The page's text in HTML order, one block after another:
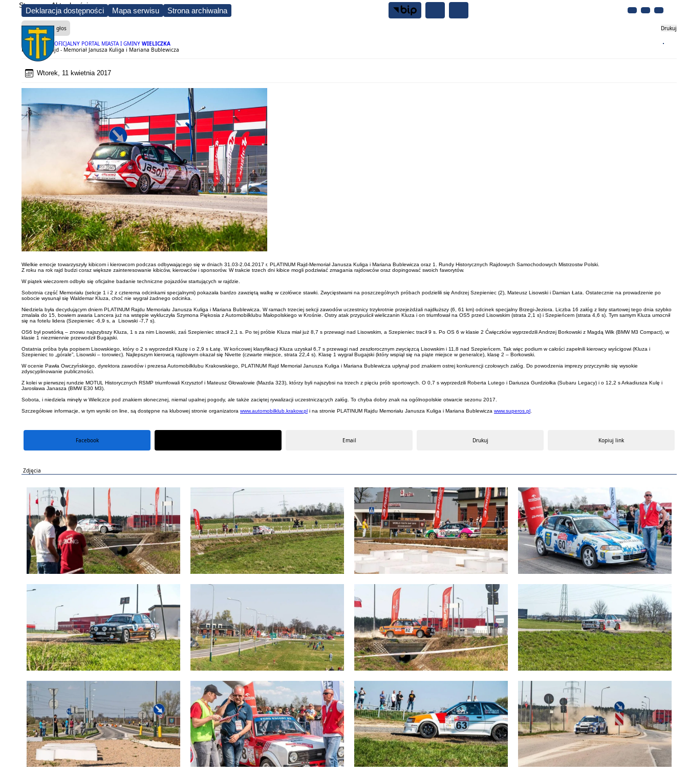
Deklaracja dostępności Mapa serwisu Strona archiwalna
OFICJALNY PORTAL MIASTA I GMINY WIELICZKA
Strona Aktualności
Czytaj na głos Drukuj
PLATINUM Rajd - Memoriał Janusza Kuliga i Mariana Bublewicza
Wtorek, 11 kwietnia 2017
Wielkie emocje towarzyszyły kibicom i kierowcom podczas odbywającego się w dniach 31.03-2.04.2017 r. PLATINUM Rajd-Memoriał Janusza Kuliga i Mariana Bublewicza oraz 1. Rundy Historycznych Rajdowych Samochodowych Mistrzostw Polski.
Z roku na rok rajd budzi coraz większe zainteresowanie kibiców, kierowców i sponsorów. W trakcie trzech dni kibice mogli podziwiać zmagania rajdowców oraz dopingować swoich faworytów.
W piątek wieczorem odbyło się oficjalne badanie techniczne pojazdów startujących w rajdzie.
Sobotnia część Memoriału (sekcje 1 i 2 z czterema odcinkami specjalnymi) pokazała bardzo zawziętą walkę w czołówce stawki. Zwycięstwami na poszczególnych próbach podzielili się Andrzej Szepieniec (2), Mateusz Lisowski i Damian Łata. Ostatecznie na prowadzenie po
sobocie wysunął się Waldemar Kluza, choć nie wygrał żadnego odcinka.
Niedziela była decydującym dniem PLATINUM Rajdu Memoriału Janusza Kuliga i Mariana Bublewicza. W ramach trzeciej sekcji zawodów uczestnicy trzykrotnie przejeżdżali najdłuższy (6, 61 km) odcinek specjalny Brzegi-Jeziora. Liczba 16 załóg z listy startowej tego dnia szybko
zmalała do 15, bowiem awaria Lancera już na wstępie wykluczyła Szymona Piękosia z Automobilklubu Małopolskiego w Krośnie. Ostry atak przypuścił wieliczanin Kluza i on triumfował na OS5 przed Lisowskim (strata 2,1 s) i Szepieńcem (strata 4,6 s). Tym samym Kluza umocnił
się na fotelu lidera (Szepieniec -6,9 s, a Lisowski -7,7 s).
OS6 był powtórką – znowu najszybszy Kluza, 1 s za nim Lisowski, zaś Szepieniec stracił 2,1 s. Po tej próbie Kluza miał już 8,7 s przewagi nad Lisowskim, a Szepieniec tracił 9 s. Po OS 6 w klasie 2 Ćwięczków wyprzedzili Andrzej Borkowski z Magdą Wilk (BMW M3 Compact), w
klasie 1 niezmiennie przewodził Bugajski.
Ostatnia próba była popisem Lisowskiego, który o 2 s wyprzedził Kluzę i o 2,9 s Łatę. W końcowej klasyfikacji Kluza uzyskał 6,7 s przewagi nad zeszłorocznym zwycięzcą Lisowskim i 11,8 nad Szepieńcem. Tak więc podium w całości zapełnili kierowcy wyścigowi (Kluza i
Szepieniec to „górale”, Lisowski – torowiec). Najlepszym kierowcą rajdowym okazał się Nivette (czwarte miejsce, strata 22,4 s). Klasę 1 wygrał Bugajski (który wspiął się na piąte miejsce w generalce), klasę 2 – Borkowski.
W ocenie Pawła Owczyńskiego, dyrektora zawodów i prezesa Automobilklubu Krakowskiego, PLATINUM Rajd Memoriał Janusza Kuliga i Mariana Bublewicza upłynął pod znakiem ostrej konkurencji czołowych załóg. Do powodzenia imprezy przyczyniło się wysokie
zdyscyplinowanie publiczności.
Z kolei w pierwszej rundzie MOTUL Historycznych RSMP triumfowali Krzysztof i Mateusz Głowalowie (Mazda 323), którzy byli najszybsi na trzech z pięciu prób sportowych. O 0,7 s wyprzedzili Roberta Lutego i Dariusza Gurdziołka (Subaru Legacy) i o 12,2 s Arkadiusza Kulę i
Jarosława Janasza (BMW E30 M3).
Sobota, i niedziela minęły w Wieliczce pod znakiem słonecznej, niemal upalnej pogody, ale także zaciętej rywalizacji uczestniczących załóg. To chyba dobry znak na ogólnopolskie otwarcie sezonu 2017.
Szczegółowe informacje, w tym wyniki on line, są dostępne na klubowej stronie organizatora www.automobilklub.krakow.pl i na stronie PLATINUM Rajdu Memoriału Janusza Kuliga i Mariana Bublewicza www.superos.pl
Facebook Email Drukuj Kopiuj link
Zdjęcia